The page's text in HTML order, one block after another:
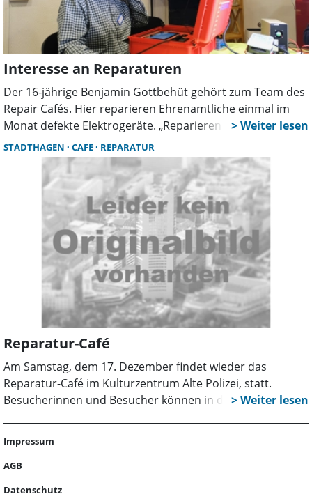
Interesse an Reparaturen
Der 16-jährige Benjamin Gottbehüt gehört zum Team des
Repair Cafés. Hier reparieren Ehrenamtliche einmal im
Monat defekte Elektrogeräte. „Reparieren statt
Wegwerfen“, lautet das Motto.
STADTHAGEN CAFE REPARATUR
Reparatur-Café
Am Samstag, dem 17. Dezember findet wieder das
Reparatur-Café im Kulturzentrum Alte Polizei, statt.
Besucherinnen und Besucher können in der Zeit von
Reparateuren prüfen, ob eine Reparatur noch möglich ist.
Nach einer Reparatur oder einem Tipp für die
Weiterverwendung des Gegenstandes freut sich das
Impressum
AGB
Datenschutz